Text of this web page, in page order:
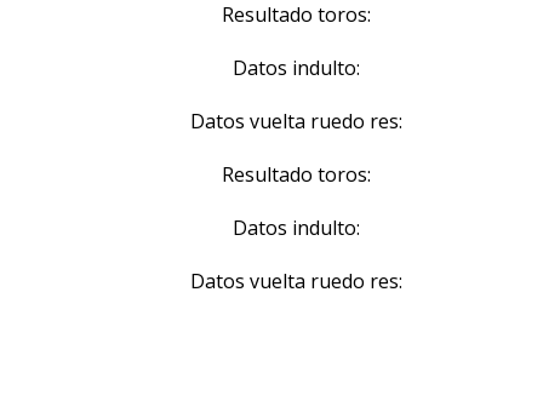
Resultado toros:
Datos indulto:
Datos vuelta ruedo res:
Resultado toros:
Datos indulto:
Datos vuelta ruedo res: